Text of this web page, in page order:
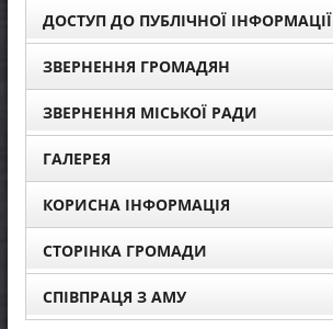
ДОСТУП ДО ПУБЛІЧНОЇ ІНФОРМАЦІЇ
ЗВЕРНЕННЯ ГРОМАДЯН
ЗВЕРНЕННЯ МІСЬКОЇ РАДИ
ГАЛЕРЕЯ
КОРИСНА ІНФОРМАЦІЯ
СТОРІНКА ГРОМАДИ
СПІВПРАЦЯ З АМУ